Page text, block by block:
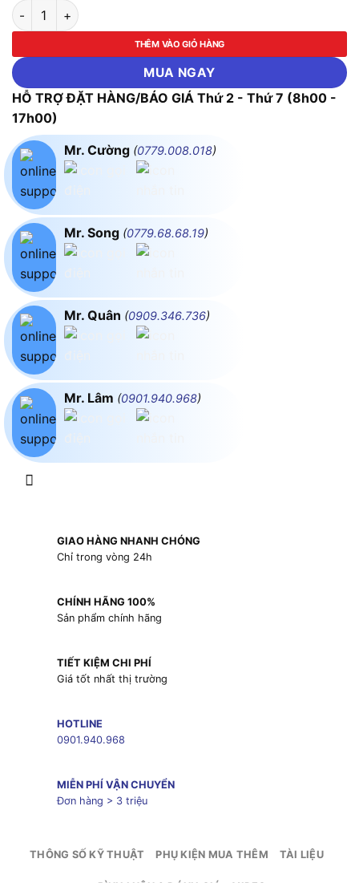
Bộ hiển thị đa chức năng SELEC PIC152A-VI, size: 48x96 số
THÊM VÀO GIỎ HÀNG
MUA NGAY
HỖ TRỢ ĐẶT HÀNG/BÁO GIÁ Thứ 2 - Thứ 7 (8h00 -
17h00)
Mr. Cường (0779.008.018)
Mr. Song (0779.68.68.19)
Mr. Quân (0909.346.736)
Mr. Lâm (0901.940.968)
GIAO HÀNG NHANH CHÓNG
Chỉ trong vòng 24h
CHÍNH HÃNG 100%
Sản phẩm chính hãng
TIẾT KIỆM CHI PHÍ
Giá tốt nhất thị trường
HOTLINE
0901.940.968
MIỄN PHÍ VẬN CHUYỂN
Đơn hàng > 3 triệu
THÔNG SỐ KỸ THUẬT PHỤ KIỆN MUA THÊM TÀI LIỆU